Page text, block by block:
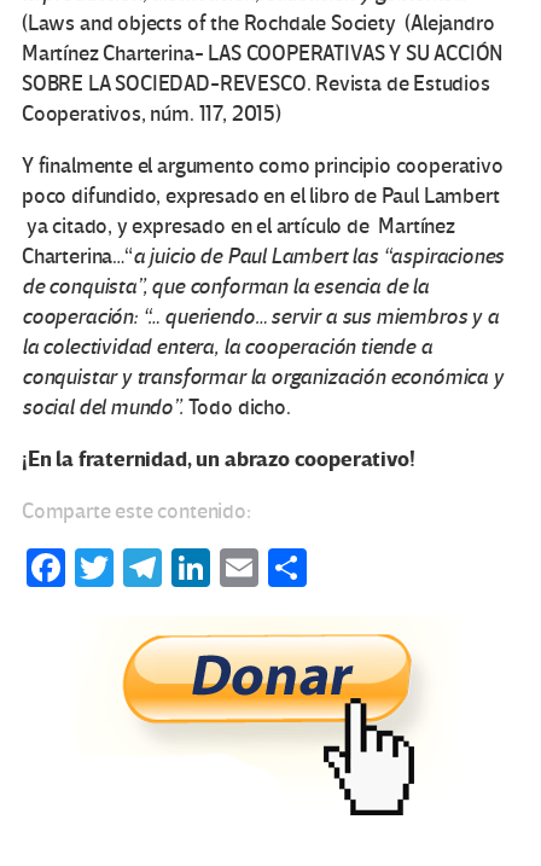
(Laws and objects of the Rochdale Society (Alejandro
Martínez Charterina- LAS COOPERATIVAS Y SU ACCIÓN
SOBRE LA SOCIEDAD-REVESCO. Revista de Estudios
Cooperativos, núm. 117, 2015)
Y finalmente el argumento como principio cooperativo
poco difundido, expresado en el libro de Paul Lambert
ya citado, y expresado en el artículo de Martínez
Charterina…“a juicio de Paul Lambert las “aspiraciones
de conquista”, que conforman la esencia de la
cooperación: “… queriendo… servir a sus miembros y a
la colectividad entera, la cooperación tiende a
conquistar y transformar la organización económica y
social del mundo”.Todo dicho.
¡En la fraternidad, un abrazo cooperativo!
Comparte este contenido:
Fa T
tt
er
Te
gr
a
m
Li
ke
dI
n
E
ail m
p
ar
tir